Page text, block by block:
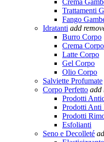
Crema
Trattamenti
Fango
Idratanti add
Burro Corpo
Crema Corpo
Latte Corpo
Gel Corpo
Olio Corpo
Salviette Profumate
Corpo Perfetto add
Prodotti
Prodotti Anti
Prodotti
Esfolianti
Seno e Decolleté